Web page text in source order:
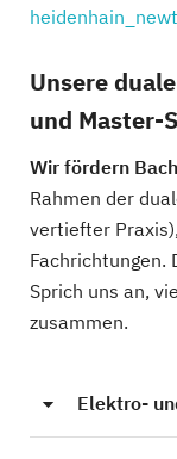
Unsere
und Master-
Wir fördern
Rahmen der
vertiefter
Fachrichtungen.
Sprich uns an,
zusammen.
Elektro-